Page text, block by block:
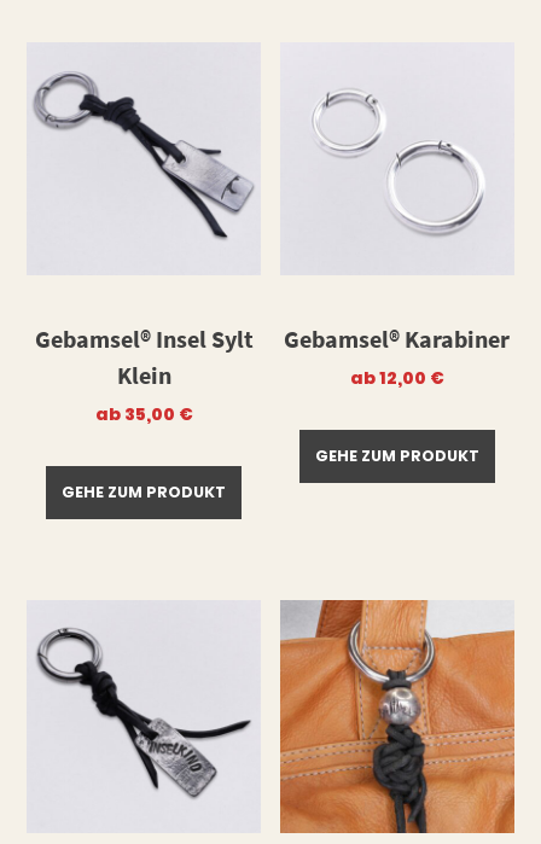
Gebamsel® Insel Sylt
Klein
ab 35,00 €
GEHE ZUM PRODUKT
Gebamsel® Karabiner
ab12,00 €
GEHE ZUM PRODUKT